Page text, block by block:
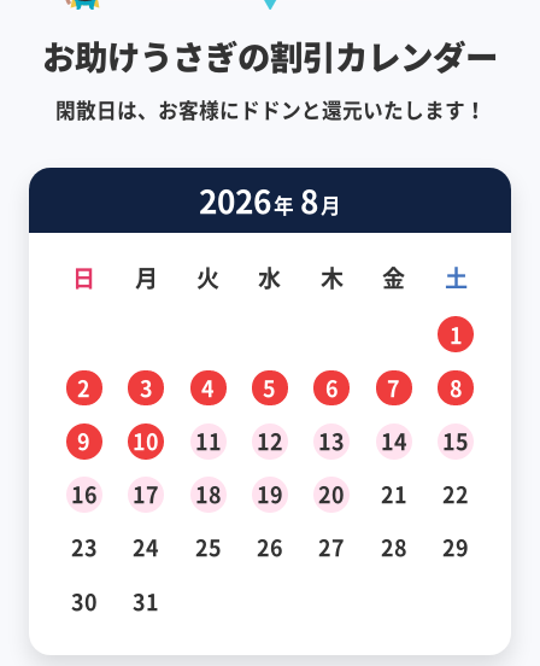
お助けうさぎの割引カレンダー
閑散日は、お客様にドドンと還元いたします！
2026年 8月
日 月 火 水 木 金 土
1
2
3 4 5 6 7
8
9
10 11 12 13 14
15
16
17 18 19 20 21
22
23
24 25 26 27 28
29
30
31